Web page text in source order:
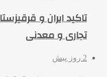
تاکید ایران و
تجاری و معدنی
2 روز پیش